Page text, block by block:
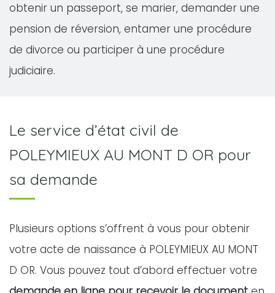
obtenir un passeport, se marier, demander une
pension de réversion, entamer une procédure
de divorce ou participer à une procédure
judiciaire.
Le service d’état civil de
POLEYMIEUX AU MONT D OR pour
sa demande
Plusieurs options s’offrent à vous pour obtenir
votre acte de naissance à POLEYMIEUX AU MONT
D OR. Vous pouvez tout d’abord effectuer votre